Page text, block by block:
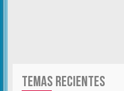
TEMAS RECIENTES